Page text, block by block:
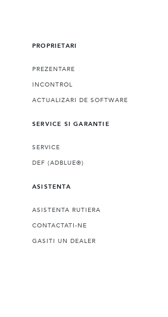
PROPRIETARI
PREZENTARE
INCONTROL
ACTUALIZARI DE SOFTWARE
SERVICE SI GARANTIE
SERVICE
DEF (ADBLUE®)
ASISTENTA
ASISTENTA RUTIERA
CONTACTATI-NE
GASITI UN DEALER